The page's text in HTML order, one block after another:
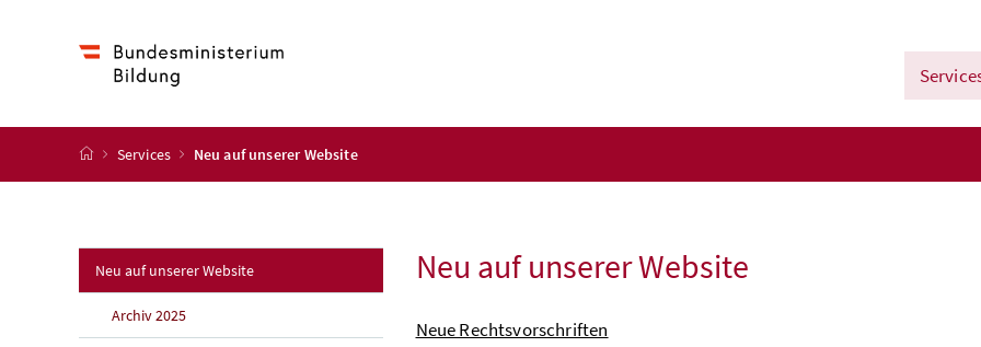
Startseite
Services Neu auf unserer Website
Neu auf unserer Website(aktuelle Seite)
Archiv 2025
Neu auf unserer Website
Neue Rechtsvorschriften